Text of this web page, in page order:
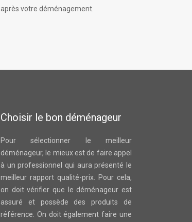
après votre déménagement.
Choisir le bon déménageur
Pour sélectionner le meilleur
déménageur, le mieux est de faire appel
à un professionnel qui aura présenté le
meilleur rapport qualité-prix. Pour cela,
on doit vérifier que le déménageur est
assuré et possède des produits de
référence. On doit également faire une